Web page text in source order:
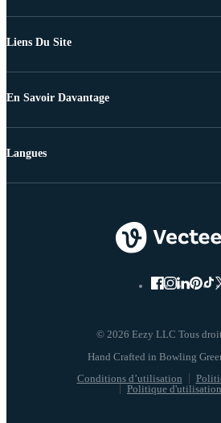
Liens Du Site
En Savoir Davantage
© 2026 Eezy LLC Tous
Conditions d’utilisation
Politique
Langues